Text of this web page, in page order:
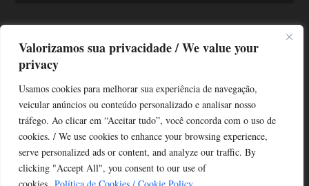
Valorizamos sua privacidade / We value your
privacy
Usamos cookies para melhorar sua experiência de navegação,
veicular anúncios ou conteúdo personalizado e analisar nosso
tráfego. Ao clicar em “Aceitar tudo”, você concorda com o uso de
cookies. / We use cookies to enhance your browsing experience,
serve personalized ads or content, and analyze our traffic. By
clicking "Accept All", you consent to our use of
TODAS OS ASSUNTOS
Copyright © Alô Tatuapé 2013 / 2026
Desenvolvido por ALOSP MKT DIGITAL